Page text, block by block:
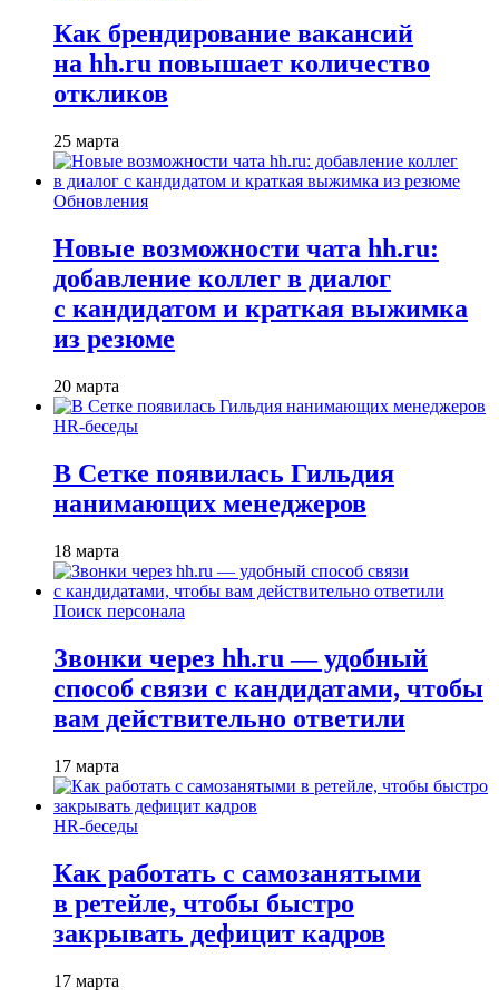
Как брендирование вакансий
на hh.ru повышает количество
откликов
25 марта
Обновления
Новые возможности чата hh.ru:
добавление коллег в диалог
с кандидатом и краткая выжимка
из резюме
20 марта
HR-беседы
В Сетке появилась Гильдия
нанимающих менеджеров
18 марта
Поиск персонала
Звонки через hh.ru — удобный
способ связи с кандидатами, чтобы
вам действительно ответили
17 марта
HR-беседы
Как работать с самозанятыми
в ретейле, чтобы быстро
закрывать дефицит кадров
17 марта